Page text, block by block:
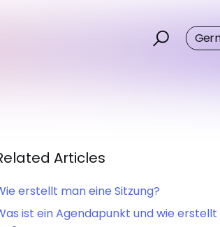
Articles
erstellt man eine Sitzung?
ist ein Agendapunkt und wie